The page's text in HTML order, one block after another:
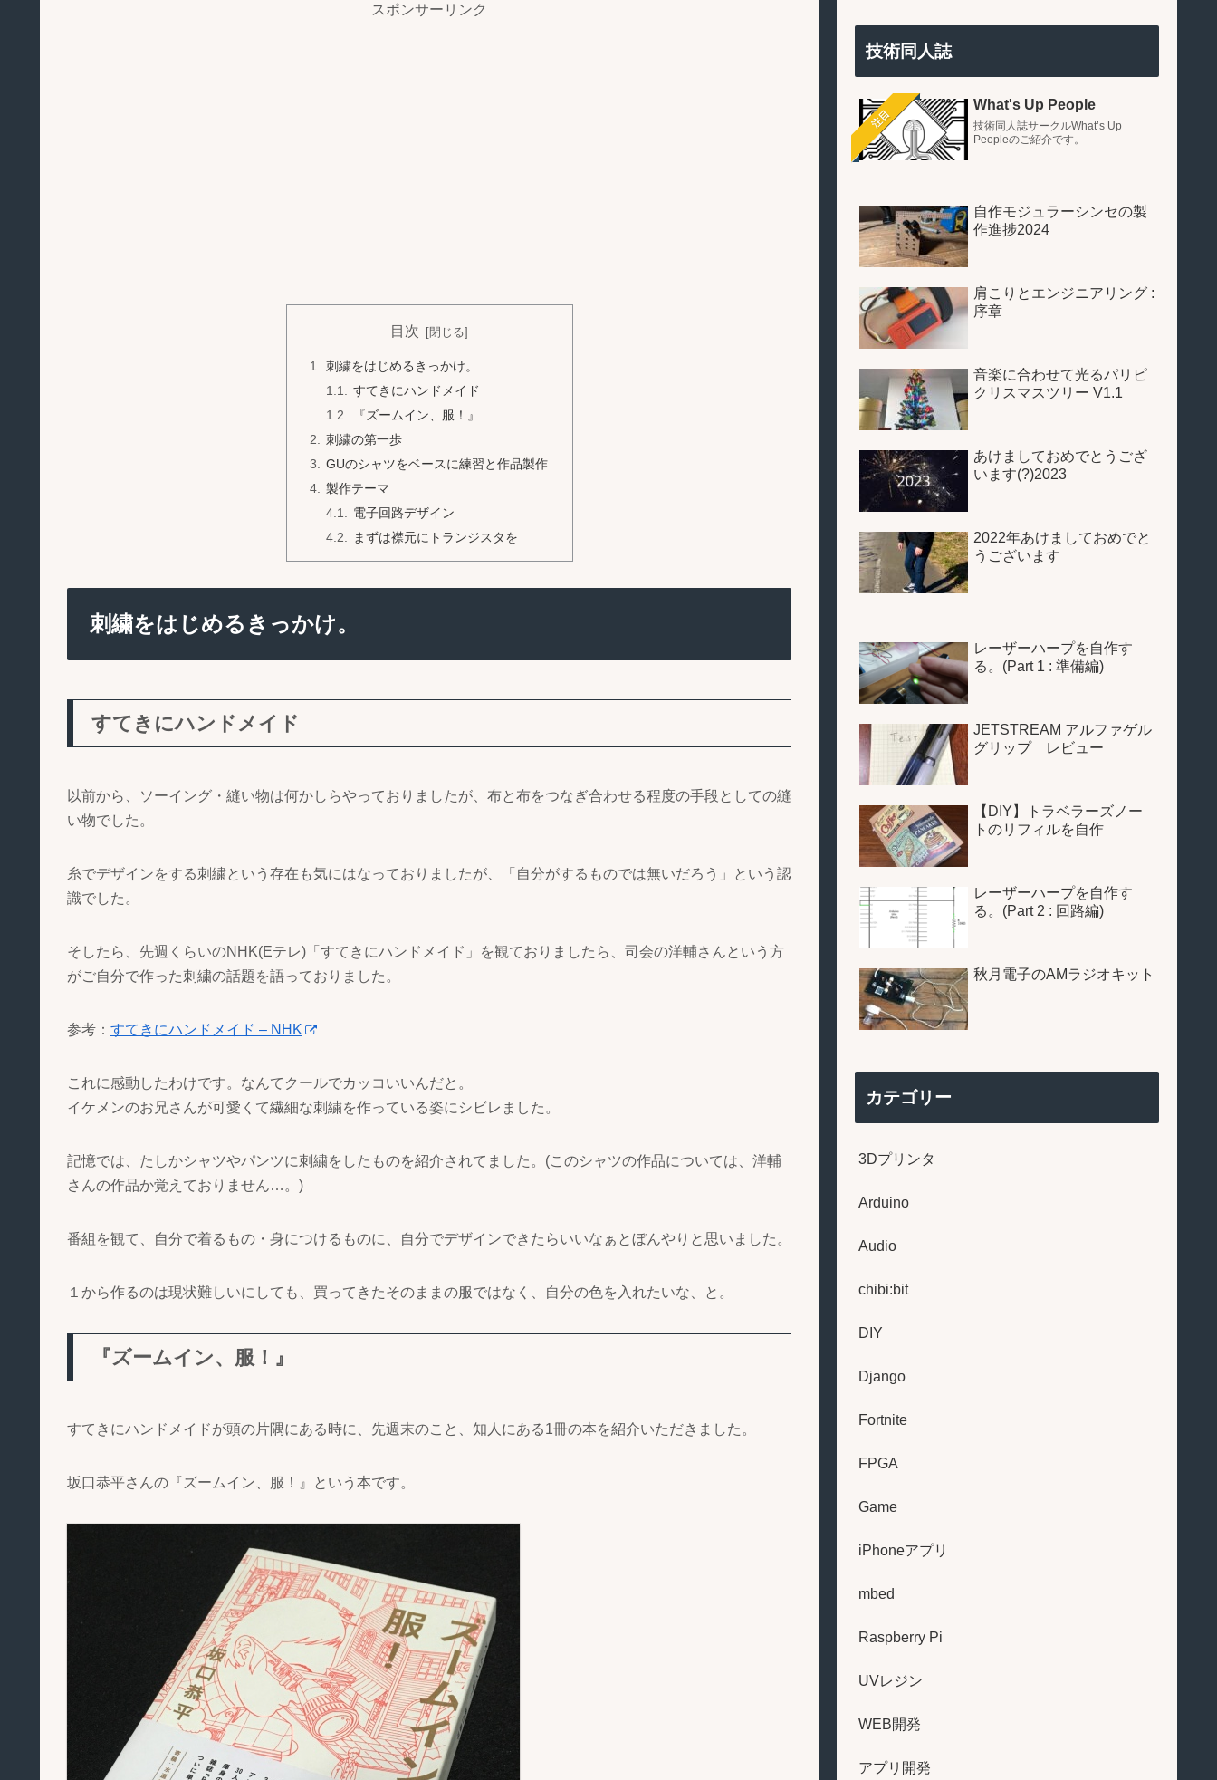
スポンサーリンク
目次
刺繍をはじめるきっかけ。
すてきにハンドメイド
『ズームイン、服！』
刺繍の第一歩
GUのシャツをベースに練習と作品製作
製作テーマ
電子回路デザイン
まずは襟元にトランジスタを
刺繍をはじめるきっかけ。
すてきにハンドメイド
以前から、ソーイング・縫い物は何かしらやっておりましたが、布と布をつなぎ合わせる程度の手段としての縫
い物でした。
糸でデザインをする刺繍という存在も気にはなっておりましたが、「自分がするものでは無いだろう」という認
識でした。
そしたら、先週くらいのNHK(Eテレ)「すてきにハンドメイド」を観ておりましたら、司会の洋輔さんという方
がご自分で作った刺繍の話題を語っておりました。
参考： すてきにハンドメイド – NHK
これに感動したわけです。なんてクールでカッコいいんだと。
イケメンのお兄さんが可愛くて繊細な刺繍を作っている姿にシビレました。
記憶では、たしかシャツやパンツに刺繍をしたものを紹介されてました。(このシャツの作品については、洋輔
さんの作品か覚えておりません…。)
番組を観て、自分で着るもの・身につけるものに、自分でデザインできたらいいなぁとぼんやりと思いました。
１から作るのは現状難しいにしても、買ってきたそのままの服ではなく、自分の色を入れたいな、と。
『ズームイン、服！』
すてきにハンドメイドが頭の片隅にある時に、先週末のこと、知人にある1冊の本を紹介いただきました。
坂口恭平さんの『ズームイン、服！』という本です。
技術同人誌
注目
What's Up People
技術同人誌サークルWhat’s Up
Peopleのご紹介です。
自作モジュラーシンセの製
作進捗2024
肩こりとエンジニアリング :
序章
音楽に合わせて光るパリピ
クリスマスツリー V1.1
あけましておめでとうござ
います(?)2023
2022年あけましておめでと
うございます
レーザーハープを自作す
る。(Part 1 : 準備編)
JETSTREAM アルファゲル
グリップ レビュー
【DIY】トラベラーズノー
トのリフィルを自作
レーザーハープを自作す
る。(Part 2 : 回路編)
秋月電子のAMラジオキット
カテゴリー
3Dプリンタ
Arduino
Audio
chibi:bit
DIY
Django
Fortnite
FPGA
Game
iPhoneアプリ
mbed
Raspberry Pi
UVレジン
WEB開発
アプリ開発